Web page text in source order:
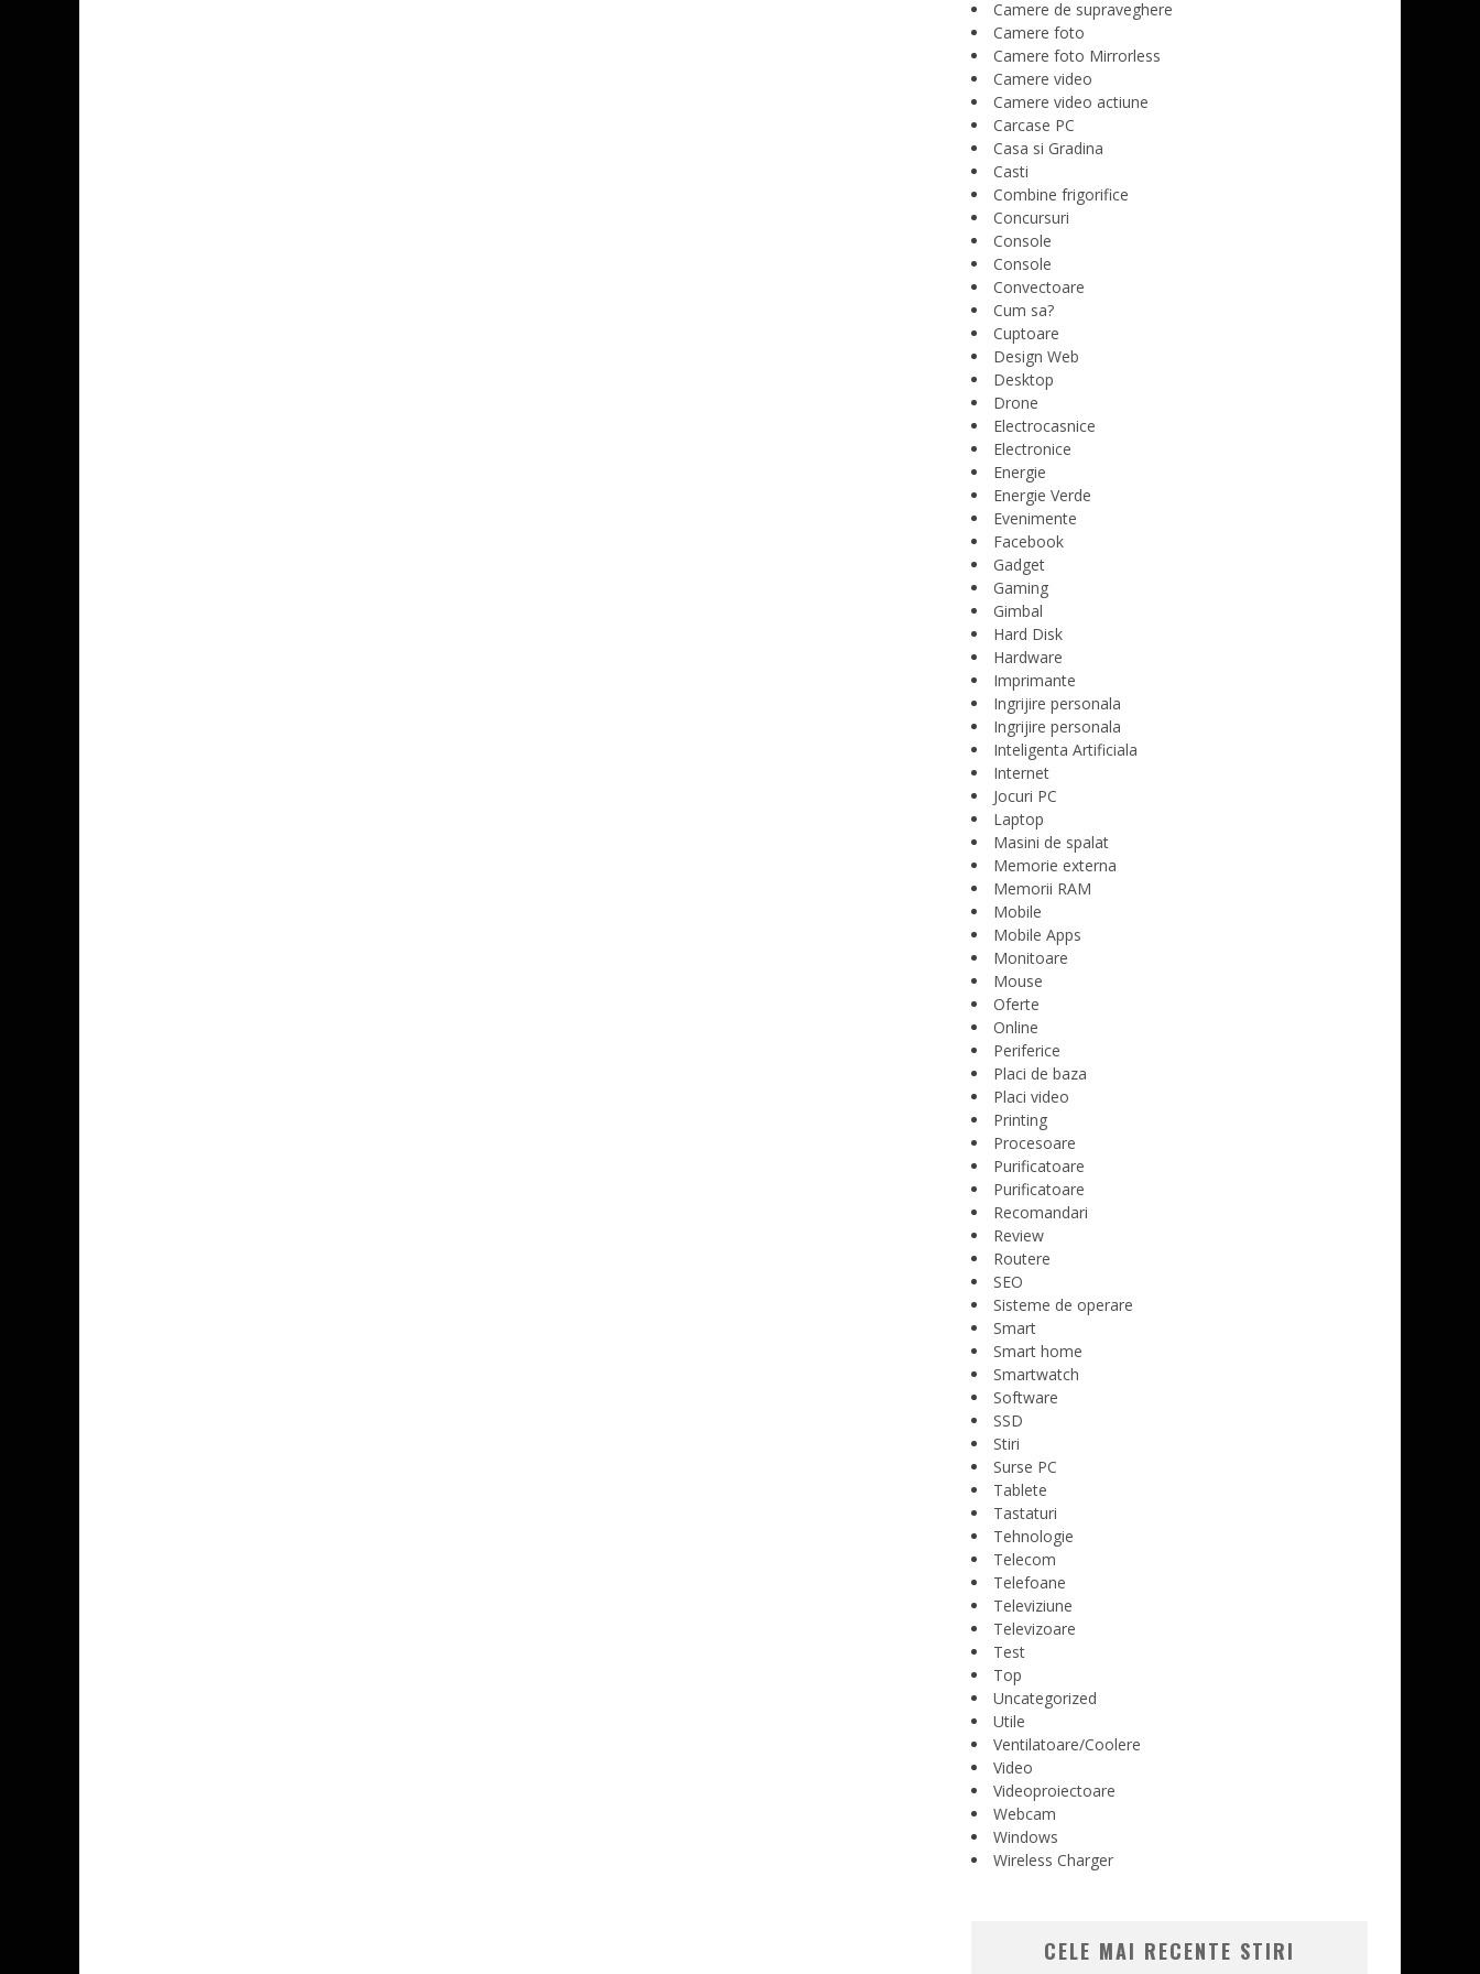
Camere de supraveghere
Camere foto
Camere foto Mirrorless
Camere video
Camere video actiune
Carcase PC
Casa si Gradina
Casti
Combine frigorifice
Concursuri
Console
Console
Convectoare
Cum sa?
Cuptoare
Design Web
Desktop
Drone
Electrocasnice
Electronice
Energie
Energie Verde
Evenimente
Facebook
Gadget
Gaming
Gimbal
Hard Disk
Hardware
Imprimante
Ingrijire personala
Ingrijire personala
Inteligenta Artificiala
Internet
Jocuri PC
Laptop
Masini de spalat
Memorie externa
Memorii RAM
Mobile
Mobile Apps
Monitoare
Mouse
Oferte
Online
Periferice
Placi de baza
Placi video
Printing
Procesoare
Purificatoare
Purificatoare
Recomandari
Review
Routere
SEO
Sisteme de operare
Smart
Smart home
Smartwatch
Software
SSD
Stiri
Surse PC
Tablete
Tastaturi
Tehnologie
Telecom
Telefoane
Televiziune
Televizoare
Test
Top
Uncategorized
Utile
Ventilatoare/Coolere
Video
Videoproiectoare
Webcam
Windows
Wireless Charger
CELE MAI RECENTE STIRI